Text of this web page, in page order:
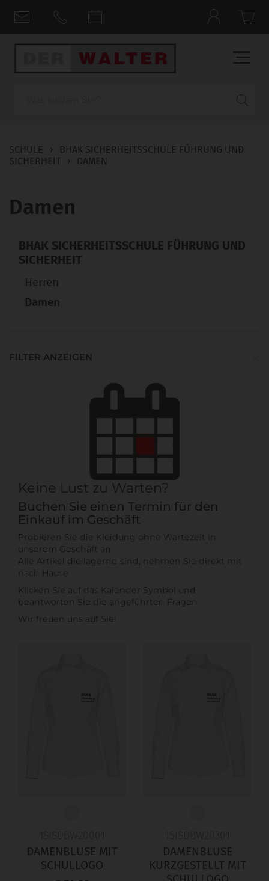
SCHULE ›
BHAK SICHERHEITSSCHULE FÜHRUNG UND
SICHERHEIT
› DAMEN
Damen
BHAK SICHERHEITSSCHULE FÜHRUNG UND
SICHERHEIT
Herren
Damen
FILTER ANZEIGEN
Keine Lust zu Warten?
Buchen Sie einen Termin für den
Einkauf im Geschäft
Probieren Sie die Kleidung ohne Wartezeit in
unserem Geschäft an.
Alle Artikel die lagernd sind, nehmen Sie direkt mit
nach Hause
Klicken Sie auf das Kalender Symbol und
beantworten Sie die angeführten Fragen.
Wir freuen uns auf Sie!
DAMENBLUSE MIT
SCHULLOGO
DAMENBLUSE
KURZGESTELLT MIT